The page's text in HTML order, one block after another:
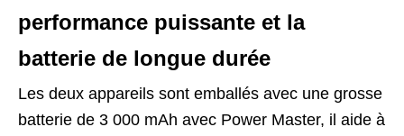
performance puissante et la
batterie de longue durée
Les deux appareils sont emballés avec une grosse
batterie de 3 000 mAh avec Power Master, il aide à